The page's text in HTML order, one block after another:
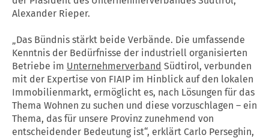
Alexander Rieper.
„Das Bündnis stärkt beide Verbände. Die umfassende
Kenntnis der Bedürfnisse der industriell organisierten
Betriebe im Unternehmerverband Südtirol, verbunden
mit der Expertise von FIAIP im Hinblick auf den lokalen
Immobilienmarkt, ermöglicht es, nach Lösungen für das
Thema Wohnen zu suchen und diese vorzuschlagen – ein
Thema, das für unsere Provinz zunehmend von
entscheidender Bedeutung ist“, erklärt Carlo Perseghin,